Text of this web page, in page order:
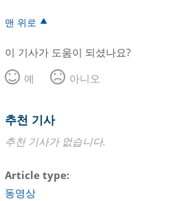
맨 위로
이 기사가 도움이 되셨나요?
예
아니오
추천 기사
추천 기사가 없습니다.
Article type
동영상